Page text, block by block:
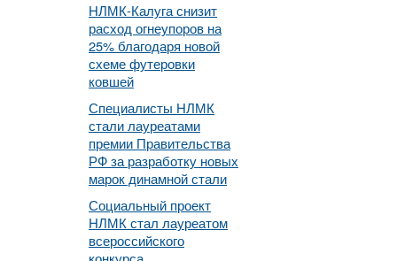
НЛМК-Калуга снизит
расход огнеупоров на
25% благодаря новой
схеме футеровки
ковшей
Специалисты НЛМК
стали лауреатами
премии Правительства
РФ за разработку новых
марок динамной стали
Социальный проект
НЛМК стал лауреатом
всероссийского